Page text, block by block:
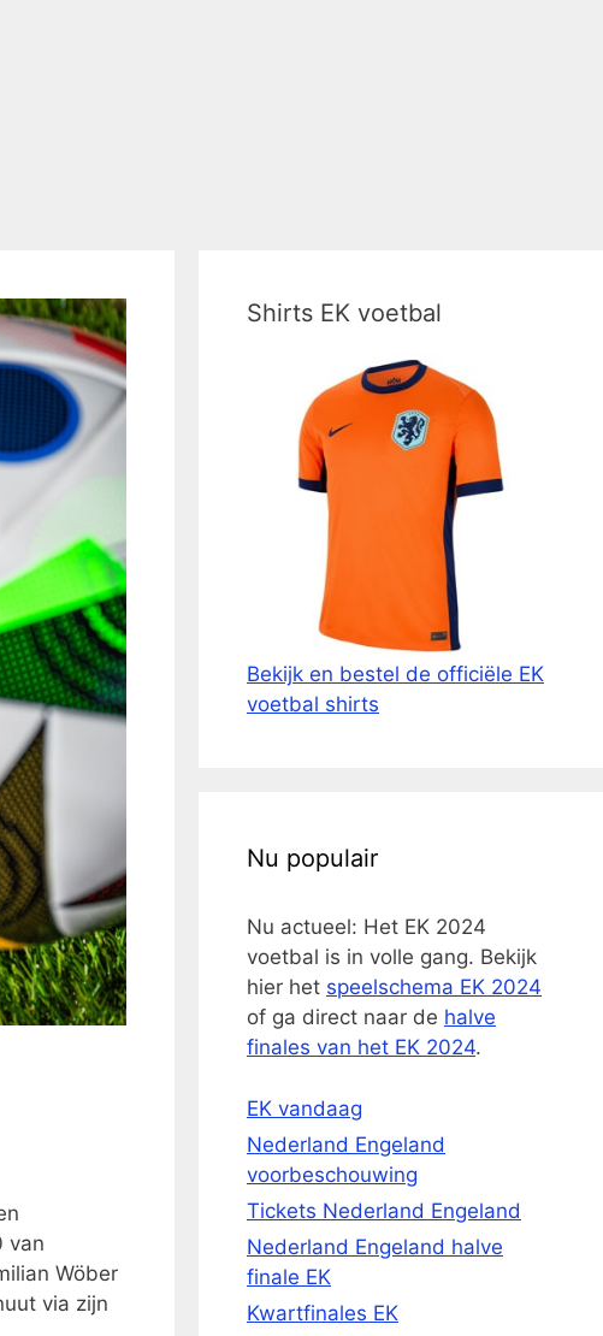
van
Wöber
via zijn
Shirts EK voetbal
Bekijk en bestel de officiële EK
voetbal shirts
Nu populair
Nu actueel: Het EK 2024
voetbal is in volle gang. Bekijk
hier het speelschema EK 2024
of ga direct naar de halve
finales van het EK 2024.
EK vandaag
Nederland Engeland
voorbeschouwing
Tickets Nederland Engeland
Nederland Engeland halve
finale EK
Kwartfinales EK